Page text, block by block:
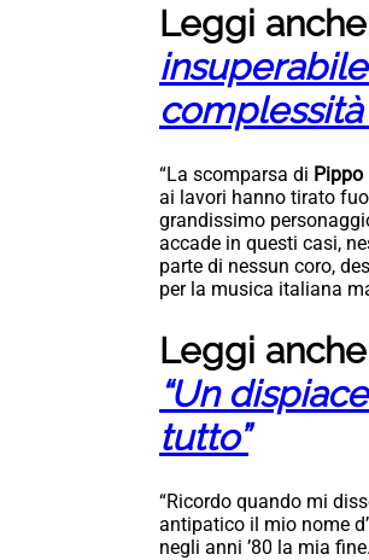
Leggi
“La scomparsa di Pippo
ai lavori hanno tirato
grandissimo
accade in questi casi,
parte di nessun coro,
per la musica italiana
Leggi
“Un
tutto”
“Ricordo quando mi
antipatico il mio nome
negli anni ’80 la mia